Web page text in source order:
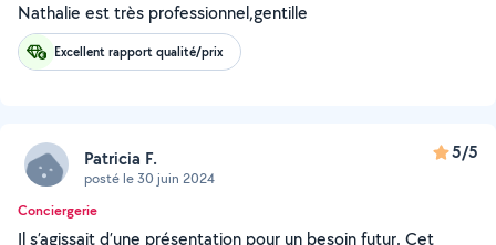
Nathalie est très professionnel,gentille
Excellent rapport qualité/prix
Patricia F.
posté le 30 juin 2024
5/5
Conciergerie
Il s’agissait d’une présentation pour un besoin futur. Cet